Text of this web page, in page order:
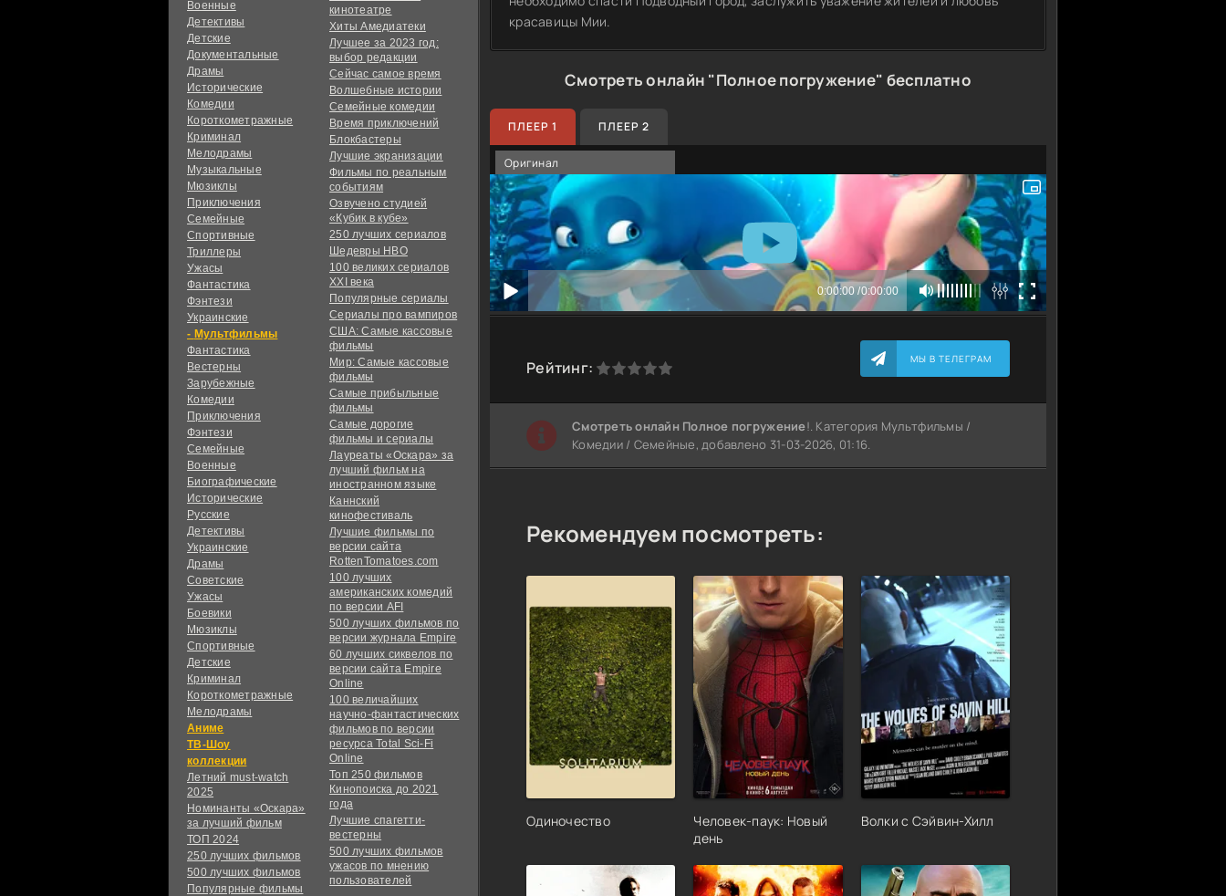
Военные
Детективы
Детские
Документальные
Драмы
Исторические
Комедии
Короткометражные
Криминал
Мелодрамы
Музыкальные
Мюзиклы
Приключения
Семейные
Спортивные
Триллеры
Ужасы
Фантастика
Фэнтези
Украинcкие
Мультфильмы
Фантастика
Вестерны
Зарубежные
Комедии
Приключения
Фэнтези
Семейные
Военные
Биографические
Исторические
Русские
Детективы
Украинские
Драмы
Советские
Ужасы
Боевики
Мюзиклы
Спортивные
Детские
Криминал
Короткометражные
Мелодрамы
Аниме
ТВ-Шоу
коллекции
Летний must-watch
2025
Номинанты «Оскара»
за лучший фильм
ТОП 2024
250 лучших фильмов
500 лучших фильмов
Популярные фильмы
кинотеатре
Хиты Амедиатеки
Лучшее за 2023 год:
выбор редакции
Сейчас самое время
Волшебные истории
Семейные комедии
Время приключений
Блокбастеры
Лучшие экранизации
Фильмы по реальным
событиям
Озвучено студией
«Кубик в кубе»
250 лучших сериалов
Шедевры HBO
100 великих сериалов
XXI века
Популярные сериалы
Сериалы про вампиров
США: Самые кассовые
фильмы
Мир: Самые кассовые
фильмы
Самые прибыльные
фильмы
Самые дорогие
фильмы и сериалы
Лауреаты «Оскара» за
лучший фильм на
иностранном языке
Каннский
кинофестиваль
Лучшие фильмы по
версии сайта
RottenTomatoes.com
100 лучших
американских комедий
по версии AFI
500 лучших фильмов по
версии журнала Empire
60 лучших сиквелов по
версии сайта Empire
Online
100 величайших
научно-фантастических
фильмов по версии
ресурса Total Sci-Fi
Online
Топ 250 фильмов
Кинопоиска до 2021
года
Лучшие спагетти-
вестерны
500 лучших фильмов
ужасов по мнению
пользователей
красавицы Мии.
Смотреть онлайн "Полное погружение" бесплатно
ПЛЕЕР 1 ПЛЕЕР 2
Оригинал
Рейтинг:
0 2 3 4 5 МЫ В ТЕЛЕГРАМ
Cмотреть онлайн Полное погружение!. Категория Мультфильмы /
Комедии / Семейные, добавлено 31-03-2026, 01:16.
Рекомендуем посмотреть:
Одиночество
Человек-паук: Новый
день
Волки с Сэйвин-Хилл